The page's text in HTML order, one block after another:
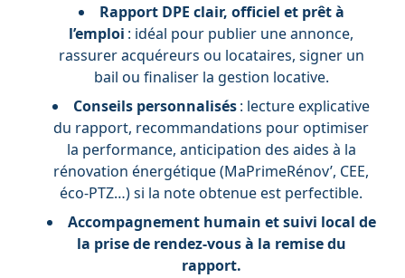
Rapport DPE clair, officiel et prêt à
l’emploi : idéal pour publier une annonce,
rassurer acquéreurs ou locataires, signer un
bail ou finaliser la gestion locative.
Conseils personnalisés: lecture explicative
du rapport, recommandations pour optimiser
la performance, anticipation des aides à la
rénovation énergétique (MaPrimeRénov’, CEE,
éco-PTZ…) si la note obtenue est perfectible.
Accompagnement humain et suivi local de
la prise de rendez-vous à la remise du
rapport.